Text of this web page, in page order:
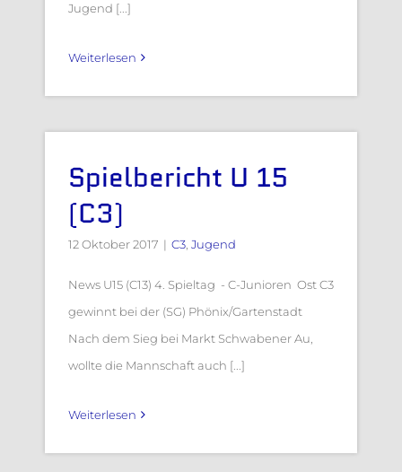
Jugend [...]
Weiterlesen
Spielbericht U 15
(C3)
12 Oktober 2017 | C3, Jugend
News U15 (C13) 4. Spieltag - C-Junioren Ost C3
gewinnt bei der (SG) Phönix/Gartenstadt
Nach dem Sieg bei Markt Schwabener Au,
wollte die Mannschaft auch [...]
Weiterlesen